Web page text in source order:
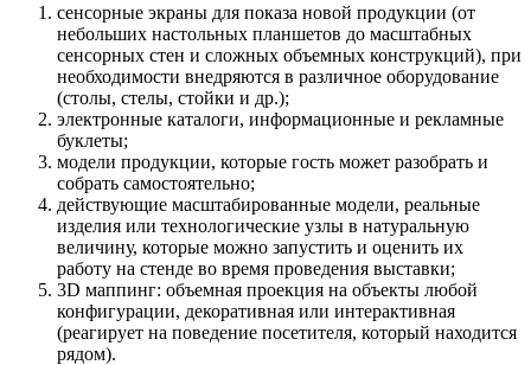
сенсорные экраны для показа новой продукции (от
небольших настольных планшетов до масштабных
сенсорных стен и сложных объемных конструкций), при
необходимости внедряются в различное оборудование
(столы, стелы, стойки и др.);
электронные каталоги, информационные и рекламные
буклеты;
модели продукции, которые гость может разобрать и
собрать самостоятельно;
действующие масштабированные модели, реальные
изделия или технологические узлы в натуральную
величину, которые можно запустить и оценить их
работу на стенде во время проведения выставки;
3D маппинг: объемная проекция на объекты любой
конфигурации, декоративная или интерактивная
(реагирует на поведение посетителя, который находится
рядом).